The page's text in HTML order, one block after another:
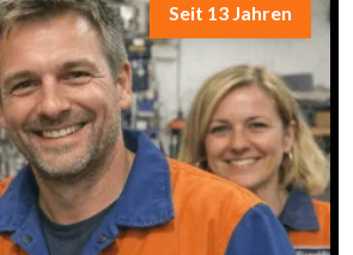
Seit 13 Jahren